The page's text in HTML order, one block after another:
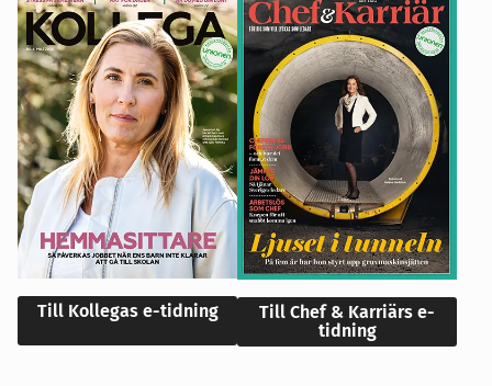
Till Kollegas e-tidning
Till Chef & Karriärs e-
tidning